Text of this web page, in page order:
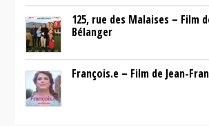
125, rue des Malaises – Film
Bélanger
François.e – Film de Jean-